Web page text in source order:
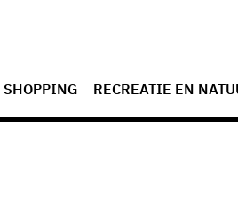
SHOPPING RECREATIE EN